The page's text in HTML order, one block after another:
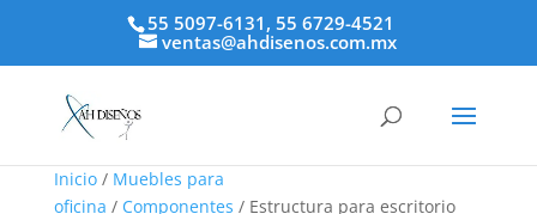
55 5097-6131, 55 6729-4521
ventas@ahdisenos.com.mx
Inicio/ Muebles para
oficina / Componentes / Estructura para escritorio